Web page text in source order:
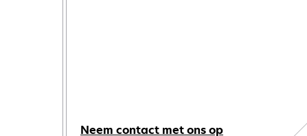
Neem contact met ons op